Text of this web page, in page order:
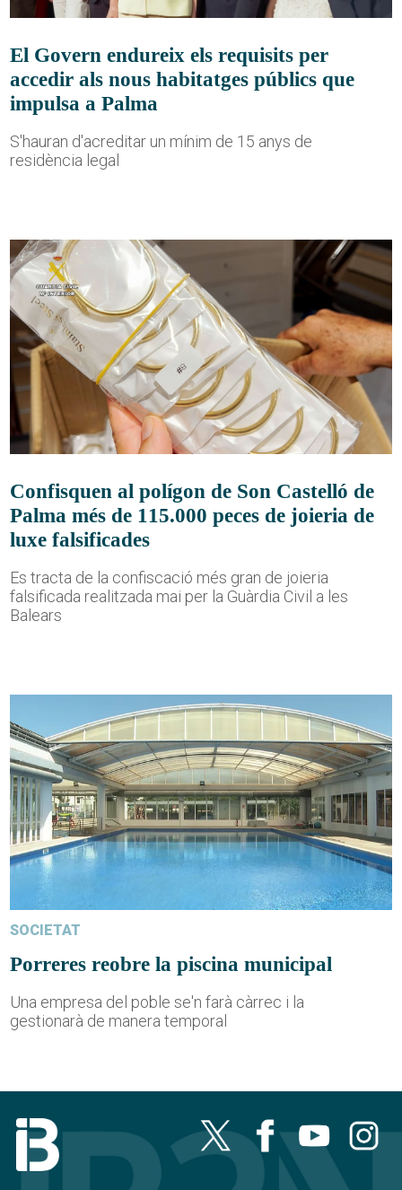
El Govern endureix els requisits per
accedir als nous habitatges públics que
impulsa a Palma
S'hauran d'acreditar un mínim de 15 anys de
residència legal
Confisquen al polígon de Son Castelló de
Palma més de 115.000 peces de joieria de
luxe falsificades
Es tracta de la confiscació més gran de joieria
falsificada realitzada mai per la Guàrdia Civil a les
Balears
SOCIETAT
Porreres reobre la piscina municipal
Una empresa del poble se'n farà càrrec i la
gestionarà de manera temporal